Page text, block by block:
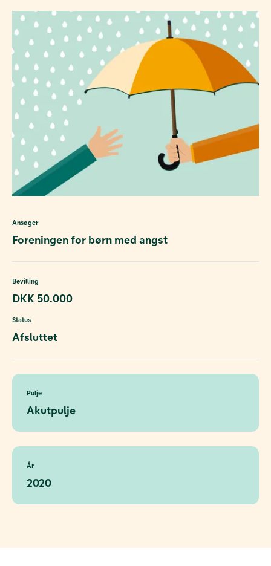
Ansøger
Foreningen for børn med angst
Bevilling
DKK 50.000
Status
Afsluttet
Pulje
Akutpulje
År
2020